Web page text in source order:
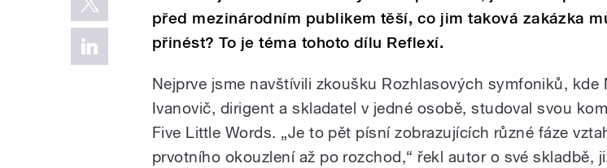
před mezinárodním publikem těší, co jim taková zakázka
přinést? To je téma tohoto dílu Reflexí.
Nejprve jsme navštívili zkoušku Rozhlasových symfoniků, kde
Ivanovič, dirigent a skladatel v jedné osobě, studoval svou
Five Little Words. „Je to pět písní zobrazujících různé fáze
prvotního okouzlení až po rozchod,“ řekl autor o své skladbě,